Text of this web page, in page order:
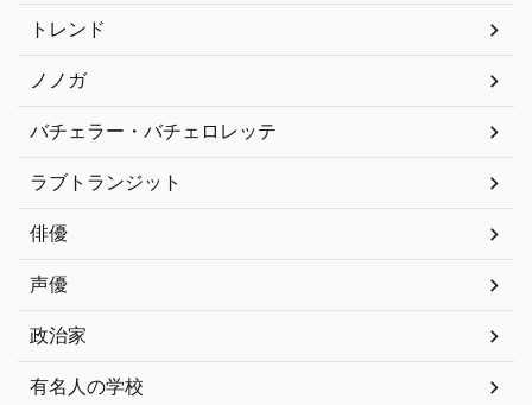
トレンド
ノノガ
バチェラー・バチェロレッテ
ラブトランジット
俳優
声優
政治家
有名人の学校